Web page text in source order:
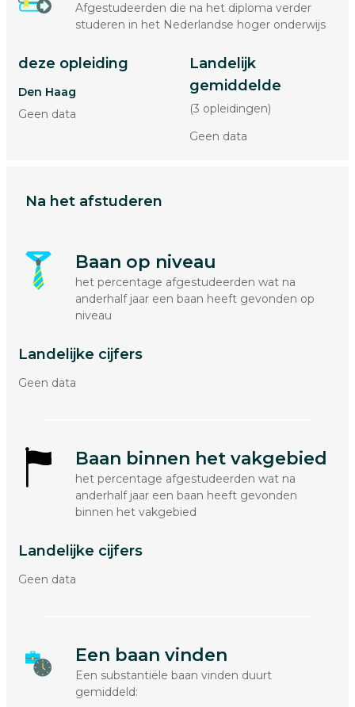
Afgestudeerden die na het diploma verder
studeren in het Nederlandse hoger onderwijs
deze opleiding
Den Haag
Geen data
Landelijk
gemiddelde
(3 opleidingen)
Geen data
Na het afstuderen
Baan op niveau
het percentage afgestudeerden wat na
anderhalf jaar een baan heeft gevonden op
niveau
Landelijke cijfers
Geen data
Baan binnen het vakgebied
het percentage afgestudeerden wat na
anderhalf jaar een baan heeft gevonden
binnen het vakgebied
Landelijke cijfers
Geen data
Een baan vinden
Een substantiële baan vinden duurt
gemiddeld: